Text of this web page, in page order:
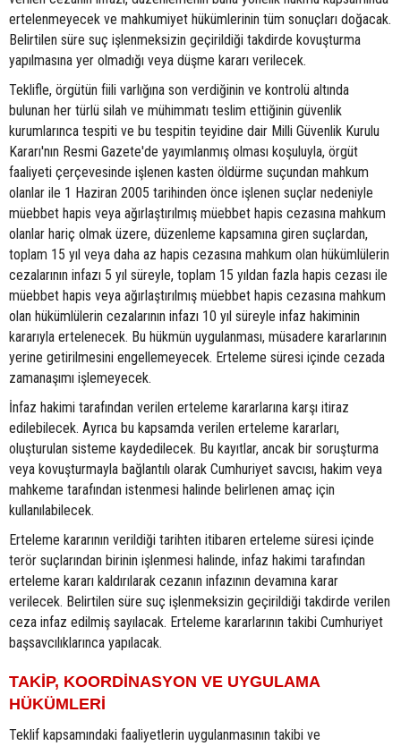
ertelenmeyecek ve mahkumiyet hükümlerinin tüm sonuçları doğacak.
Belirtilen süre suç işlenmeksizin geçirildiği takdirde kovuşturma
yapılmasına yer olmadığı veya düşme kararı verilecek.
Teklifle, örgütün fiili varlığına son verdiğinin ve kontrolü altında
bulunan her türlü silah ve mühimmatı teslim ettiğinin güvenlik
kurumlarınca tespiti ve bu tespitin teyidine dair Milli Güvenlik Kurulu
Kararı'nın Resmi Gazete'de yayımlanmış olması koşuluyla, örgüt
faaliyeti çerçevesinde işlenen kasten öldürme suçundan mahkum
olanlar ile 1 Haziran 2005 tarihinden önce işlenen suçlar nedeniyle
müebbet hapis veya ağırlaştırılmış müebbet hapis cezasına mahkum
olanlar hariç olmak üzere, düzenleme kapsamına giren suçlardan,
toplam 15 yıl veya daha az hapis cezasına mahkum olan hükümlülerin
cezalarının infazı 5 yıl süreyle, toplam 15 yıldan fazla hapis cezası ile
müebbet hapis veya ağırlaştırılmış müebbet hapis cezasına mahkum
olan hükümlülerin cezalarının infazı 10 yıl süreyle infaz hakiminin
kararıyla ertelenecek. Bu hükmün uygulanması, müsadere kararlarının
yerine getirilmesini engellemeyecek. Erteleme süresi içinde cezada
zamanaşımı işlemeyecek.
İnfaz hakimi tarafından verilen erteleme kararlarına karşı itiraz
edilebilecek. Ayrıca bu kapsamda verilen erteleme kararları,
oluşturulan sisteme kaydedilecek. Bu kayıtlar, ancak bir soruşturma
veya kovuşturmayla bağlantılı olarak Cumhuriyet savcısı, hakim veya
mahkeme tarafından istenmesi halinde belirlenen amaç için
kullanılabilecek.
Erteleme kararının verildiği tarihten itibaren erteleme süresi içinde
terör suçlarından birinin işlenmesi halinde, infaz hakimi tarafından
erteleme kararı kaldırılarak cezanın infazının devamına karar
verilecek. Belirtilen süre suç işlenmeksizin geçirildiği takdirde verilen
ceza infaz edilmiş sayılacak. Erteleme kararlarının takibi Cumhuriyet
başsavcılıklarınca yapılacak.
TAKİP, KOORDİNASYON VE UYGULAMA
HÜKÜMLERİ
Teklif kapsamındaki faaliyetlerin uygulanmasının takibi ve